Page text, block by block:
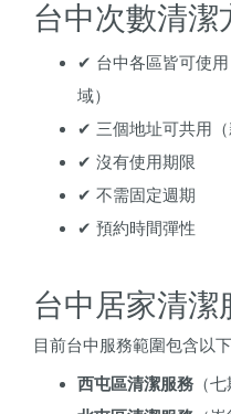
台中次數清潔
✔ 台中各區皆可使
域）
✔ 三個地址可共用（
✔ 沒有使用期限
✔ 不需固定週期
✔ 預約時間彈性
台中居家清潔
目前台中服務範圍包含以
西屯區清潔服務 （